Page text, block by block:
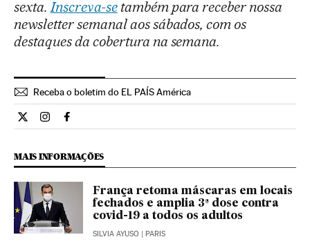
sexta.Inscreva-setambém para receber nossa
newsletter semanal aos sábados, com os
destaques da cobertura na semana.
Receba o boletim do EL PAÍS América
Ciencia El País Brasil en Twitter
Ciencia El País Brasil en Instagram
Ciencia El País Brasil en Facebook
MAIS INFORMAÇÕES
França retoma máscaras em locais
fechados e amplia 3ª dose contra
covid-19 a todos os adultos
SILVIA AYUSO | PARIS